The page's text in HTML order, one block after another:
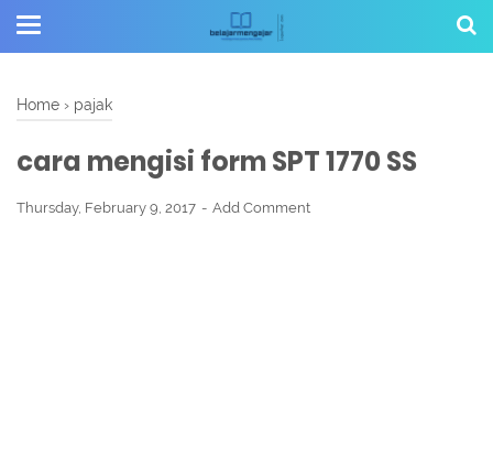
Home › pajak
cara mengisi form SPT 1770 SS
Thursday, February 9, 2017 Add Comment